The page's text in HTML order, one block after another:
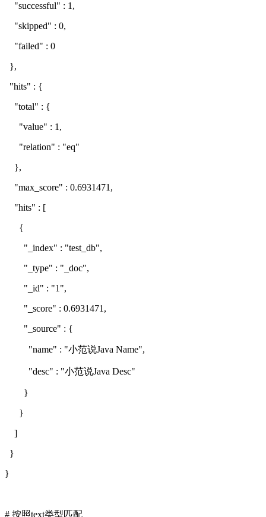
"successful" : 1,
"skipped" : 0,
"failed" : 0
},
"hits" : {
"total" : {
"value" : 1,
"relation" : "eq"
},
"max_score" : 0.6931471,
"hits" : [
{
"_index" : "test_db",
"_type" : "_doc",
"_id" : "1",
"_score" : 0.6931471,
"_source" : {
"name" : "小范说Java Name",
"desc" : "小范说Java Desc"
}
}
]
}
}
# 按照text类型匹配